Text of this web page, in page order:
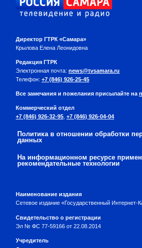
Директор ГТРК «Самара»
Крылова Елена Леонидовна
Редакция ГТРК
Электронная почта: news@tvsamara.ru
Телефон: +7 (846) 926-25-45
Все замечания и пожелания присылайте на
Коммерческий отдел
+7 (846) 926-32-95 +7 (846) 926-04-04
Политика в отношении обработки
данных
На информационном ресурсе
рекомендательные технологии
Наименование издания
Сетевое издание «Государственный Интернет-
Свидетельство о регистрации
Эл № ФС 77-59166 от 22.08.2014
Учредитель